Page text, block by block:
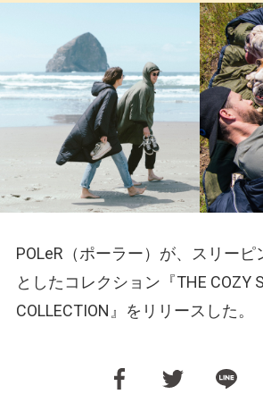
POLeR（ポーラー）が、スリー
としたコレクション『THE COZY
COLLECTION』をリリースした。